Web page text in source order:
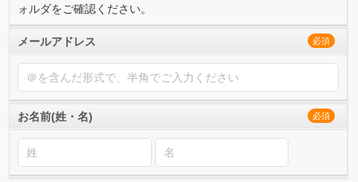
ォルダをご確認ください。
メールアドレス 必須
お名前(姓・名) 必須